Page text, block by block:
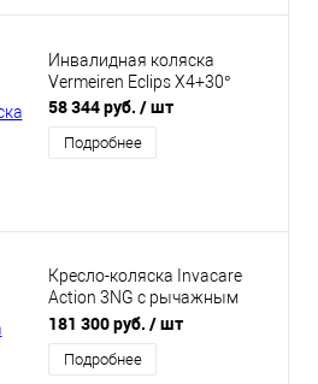
Инвалидная коляска
Vermeiren Eclips X4+30°
58 344 руб. / шт
Подробнее
Кресло-коляска Invacare
Action 3NG с рычажным
приводом
181 300 руб. / шт
Подробнее